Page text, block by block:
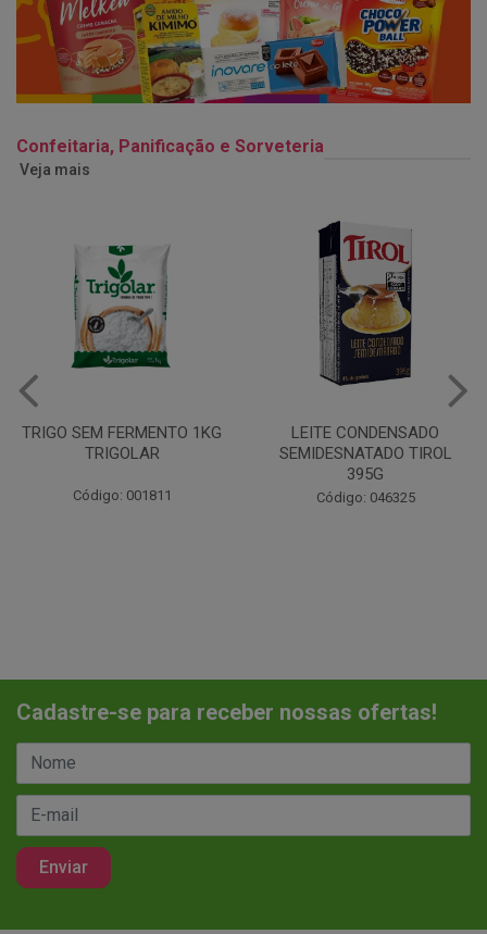
Confeitaria, Panificação e Sorveteria
Veja mais
LEITE CONDENSADO
SEMIDESNATADO TIROL
Código: 046325
CHANTILINHO EM PO 400G
MIX
Código: 037442
Cadastre-se para receber nossas ofertas!